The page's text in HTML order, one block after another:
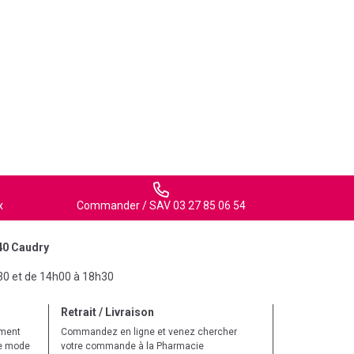
Commander / SAV 03 27 85 06 54
Caudry
et de 14h00 à 18h30
mode
Retrait / Livraison
Commandez en ligne et venez chercher
votre commande à la Pharmacie